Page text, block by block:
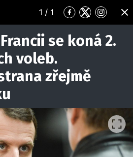
1 / 1
Přejít
na
Facebook
Přejít
na
Twitter
Přejít
na
se koná 2.
voleb.
zřejmě